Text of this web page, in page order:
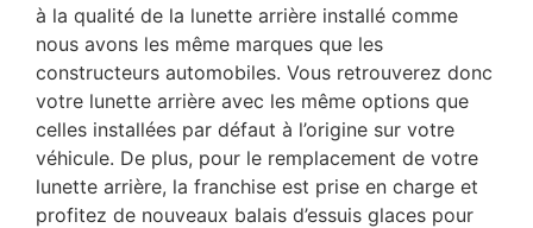
à la qualité de la lunette arrière installé comme
nous avons les même marques que les
constructeurs automobiles. Vous retrouverez donc
votre lunette arrière avec les même options que
celles installées par défaut à l’origine sur votre
véhicule. De plus, pour le remplacement de votre
lunette arrière, la franchise est prise en charge et
profitez de nouveaux balais d’essuis glaces pour